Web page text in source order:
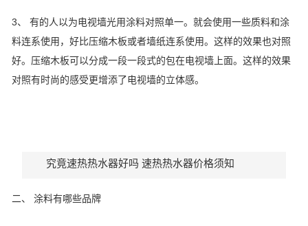
3、 有的人以为电视墙光用涂料对照单一。就会使用一些质料和涂
料连系使用，好比压缩木板或者墙纸连系使用。这样的效果也对照
好。压缩木板可以分成一段一段式的包在电视墙上面。这样的效果
对照有时尚的感受更增添了电视墙的立体感。
究竟速热热水器好吗 速热热水器价格须知
二、 涂料有哪些品牌